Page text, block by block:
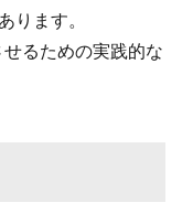
ります。
るための実践的な